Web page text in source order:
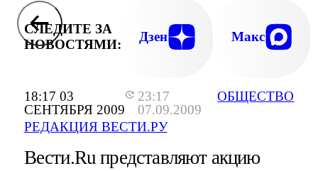
18:17 03
СЕНТЯБРЯ 2009
23:17
07.09.2009
РЕДАКЦИЯ ВЕСТИ.РУ
ОБЩЕСТВО
СЛЕДИТЕ ЗА
НОВОСТЯМИ:
Дзен Макс
Вести.Ru представляют акцию